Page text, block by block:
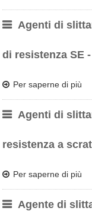
Agenti di
di resistenza SE
Per saperne di più
Agenti di
resistenza a
Per saperne di più
Agente di